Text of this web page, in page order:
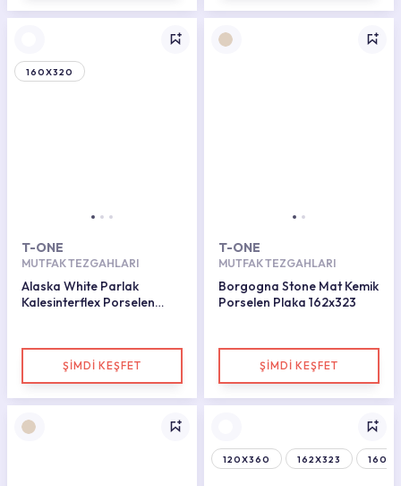
160X320
T-ONE
MUTFAK TEZGAHLARI
Alaska White Parlak
Kalesinterflex Porselen
ŞİMDİ KEŞFET
T-ONE
MUTFAK TEZGAHLARI
Borgogna Stone Mat Kemik
Porselen Plaka 162x323
ŞİMDİ KEŞFET
120X360 162X323